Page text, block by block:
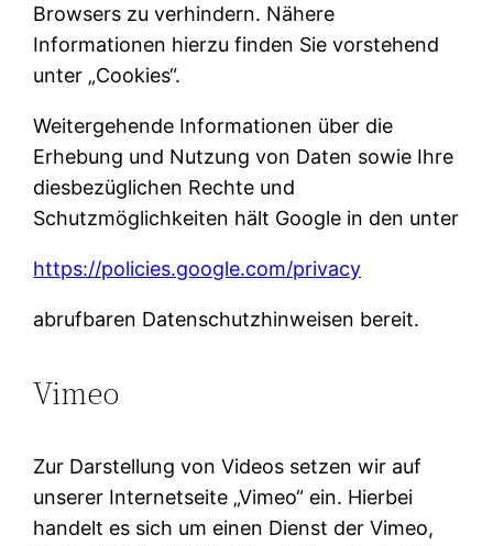
Browsers zu verhindern. Nähere
Informationen hierzu finden Sie vorstehend
unter „Cookies“.
Weitergehende Informationen über die
Erhebung und Nutzung von Daten sowie Ihre
diesbezüglichen Rechte und
Schutzmöglichkeiten hält Google in den unter
https://policies.google.com/privacy
abrufbaren Datenschutzhinweisen bereit.
Vimeo
Zur Darstellung von Videos setzen wir auf
unserer Internetseite „Vimeo“ ein. Hierbei
handelt es sich um einen Dienst der Vimeo,